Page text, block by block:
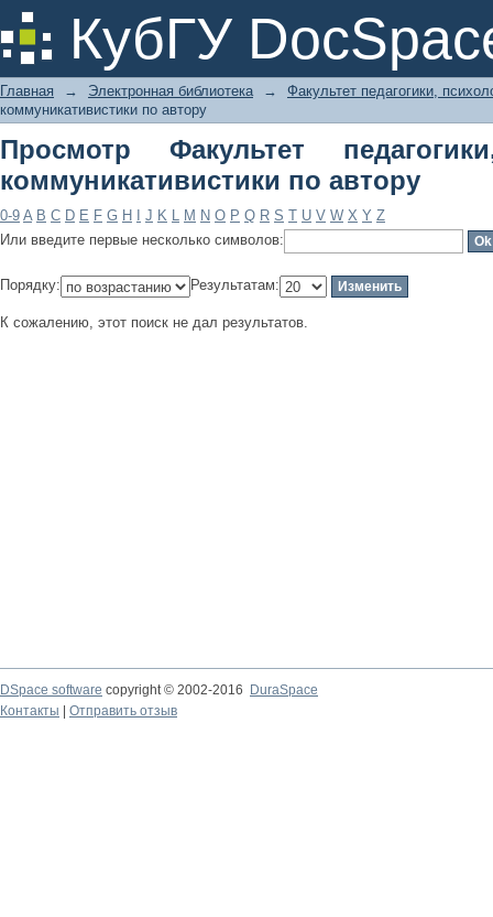
КубГУ
Просмотр Факультет
автору
Главная → Электронная библиотека →
Факультет педагогики,
коммуникативистики по автору
Просмотр Факультет
коммуникативистики по автору
0-9 A B C D E F G H J K L M N O P Q R S T U V W X Y Z
Или введите первые несколько символов:
Порядку: Результатам:
К сожалению, этот поиск не дал результатов.
DSpace software copyright © 2002-2016
DuraSpace
Контакты
Отправить отзыв